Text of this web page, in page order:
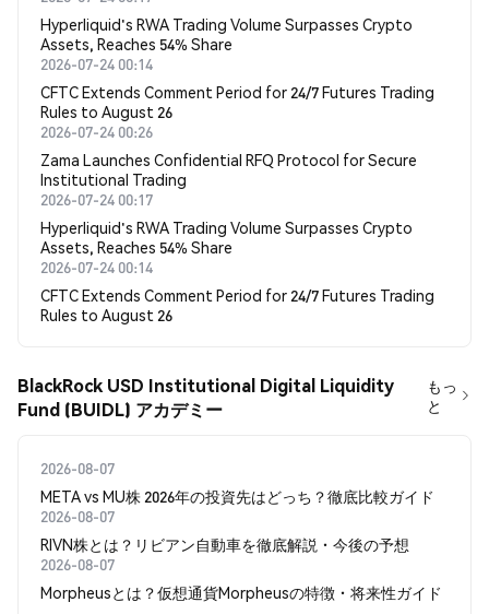
Hyperliquid's RWA Trading Volume Surpasses Crypto
Assets, Reaches 54% Share
2026-07-24 00:14
CFTC Extends Comment Period for 24/7 Futures Trading
Rules to August 26
2026-07-24 00:26
Zama Launches Confidential RFQ Protocol for Secure
Institutional Trading
2026-07-24 00:17
Hyperliquid's RWA Trading Volume Surpasses Crypto
Assets, Reaches 54% Share
2026-07-24 00:14
CFTC Extends Comment Period for 24/7 Futures Trading
Rules to August 26
BlackRock USD Institutional Digital Liquidity
Fund (BUIDL) アカデミー
もっ
と
2026-08-07
META vs MU株 2026年の投資先はどっち？徹底比較ガイド
2026-08-07
RIVN株とは？リビアン自動車を徹底解説・今後の予想
2026-08-07
Morpheusとは？仮想通貨Morpheusの特徴・将来性ガイド